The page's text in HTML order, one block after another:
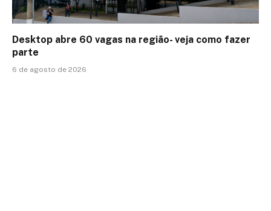
Desktop abre 60 vagas na região- veja como fazer
parte
6 de agosto de 2026